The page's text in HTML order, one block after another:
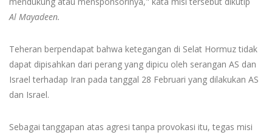
Al Mayadeen.
Teheran berpendapat bahwa ketegangan di Selat Hormuz tidak
dapat dipisahkan dari perang yang dipicu oleh serangan AS dan
Israel terhadap Iran pada tanggal 28 Februari yang dilakukan AS
dan Israel.
Sebagai tanggapan atas agresi tanpa provokasi itu, tegas misi